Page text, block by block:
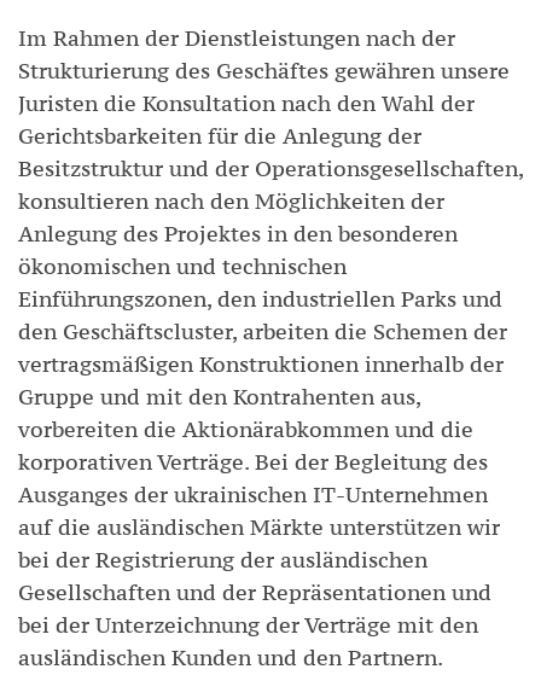
Im Rahmen der Dienstleistungen nach der
Strukturierung des Geschäftes gewähren unsere
Juristen die Konsultation nach den Wahl der
Gerichtsbarkeiten für die Anlegung der
Besitzstruktur und der Operationsgesellschaften,
konsultieren nach den Möglichkeiten der
Anlegung des Projektes in den besonderen
ökonomischen und technischen
Einführungszonen, den industriellen Parks und
den Geschäftscluster, arbeiten die Schemen der
vertragsmäßigen Konstruktionen innerhalb der
Gruppe und mit den Kontrahenten aus,
vorbereiten die Aktionärabkommen und die
korporativen Verträge. Bei der Begleitung des
Ausganges der ukrainischen ІТ-Unternehmen
auf die ausländischen Märkte unterstützen wir
bei der Registrierung der ausländischen
Gesellschaften und der Repräsentationen und
bei der Unterzeichnung der Verträge mit den
ausländischen Kunden und den Partnern.